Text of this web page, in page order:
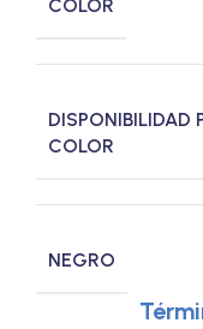
COLOR
DISPONIBILIDAD
COLOR
NEGRO